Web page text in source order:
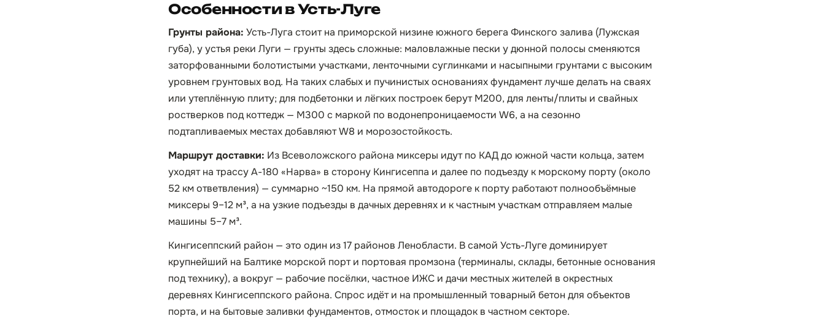
Особенности в Усть-Луге
Грунты района: Усть-Луга стоит на приморской низине южного берега Финского залива (Лужская
губа), у устья реки Луги — грунты здесь сложные: маловлажные пески у дюнной полосы сменяются
заторфованными болотистыми участками, ленточными суглинками и насыпными грунтами с высоким
уровнем грунтовых вод. На таких слабых и пучинистых основаниях фундамент лучше делать на сваях
или утеплённую плиту; для подбетонки и лёгких построек берут М200, для ленты/плиты и свайных
ростверков под коттедж — М300 с маркой по водонепроницаемости W6, а на сезонно
подтапливаемых местах добавляют W8 и морозостойкость.
Маршрут доставки: Из Всеволожского района миксеры идут по КАД до южной части кольца, затем
уходят на трассу А-180 «Нарва» в сторону Кингисеппа и далее по подъезду к морскому порту (около
52 км ответвления) — суммарно ~150 км. На прямой автодороге к порту работают полнообъёмные
миксеры 9–12 м³, а на узкие подъезды в дачных деревнях и к частным участкам отправляем малые
машины 5–7 м³.
Кингисеппский район — это один из 17 районов Ленобласти. В самой Усть-Луге доминирует
крупнейший на Балтике морской порт и портовая промзона (терминалы, склады, бетонные основания
под технику), а вокруг — рабочие посёлки, частное ИЖС и дачи местных жителей в окрестных
деревнях Кингисеппского района. Спрос идёт и на промышленный товарный бетон для объектов
порта, и на бытовые заливки фундаментов, отмосток и площадок в частном секторе.